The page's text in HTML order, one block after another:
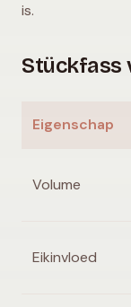
is.
Stückfass
Eigenschap
Volume
Eikinvloed